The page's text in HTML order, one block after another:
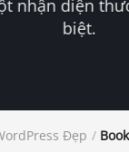
nhận diện
biệt.
Đẹp /